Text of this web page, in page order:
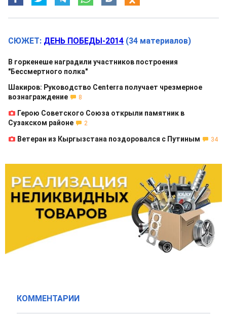
СЮЖЕТ: ДЕНЬ ПОБЕДЫ-2014 (34 материалов)
В горкенеше наградили участников построения
"Бессмертного полка"
Шакиров: Руководство Centerra получает чрезмерное
вознаграждение
8
Герою Советского Союза открыли памятник в
Сузакском районе
2
Ветеран из Кыргызстана поздоровался с Путиным 34
КОММЕНТАРИИ